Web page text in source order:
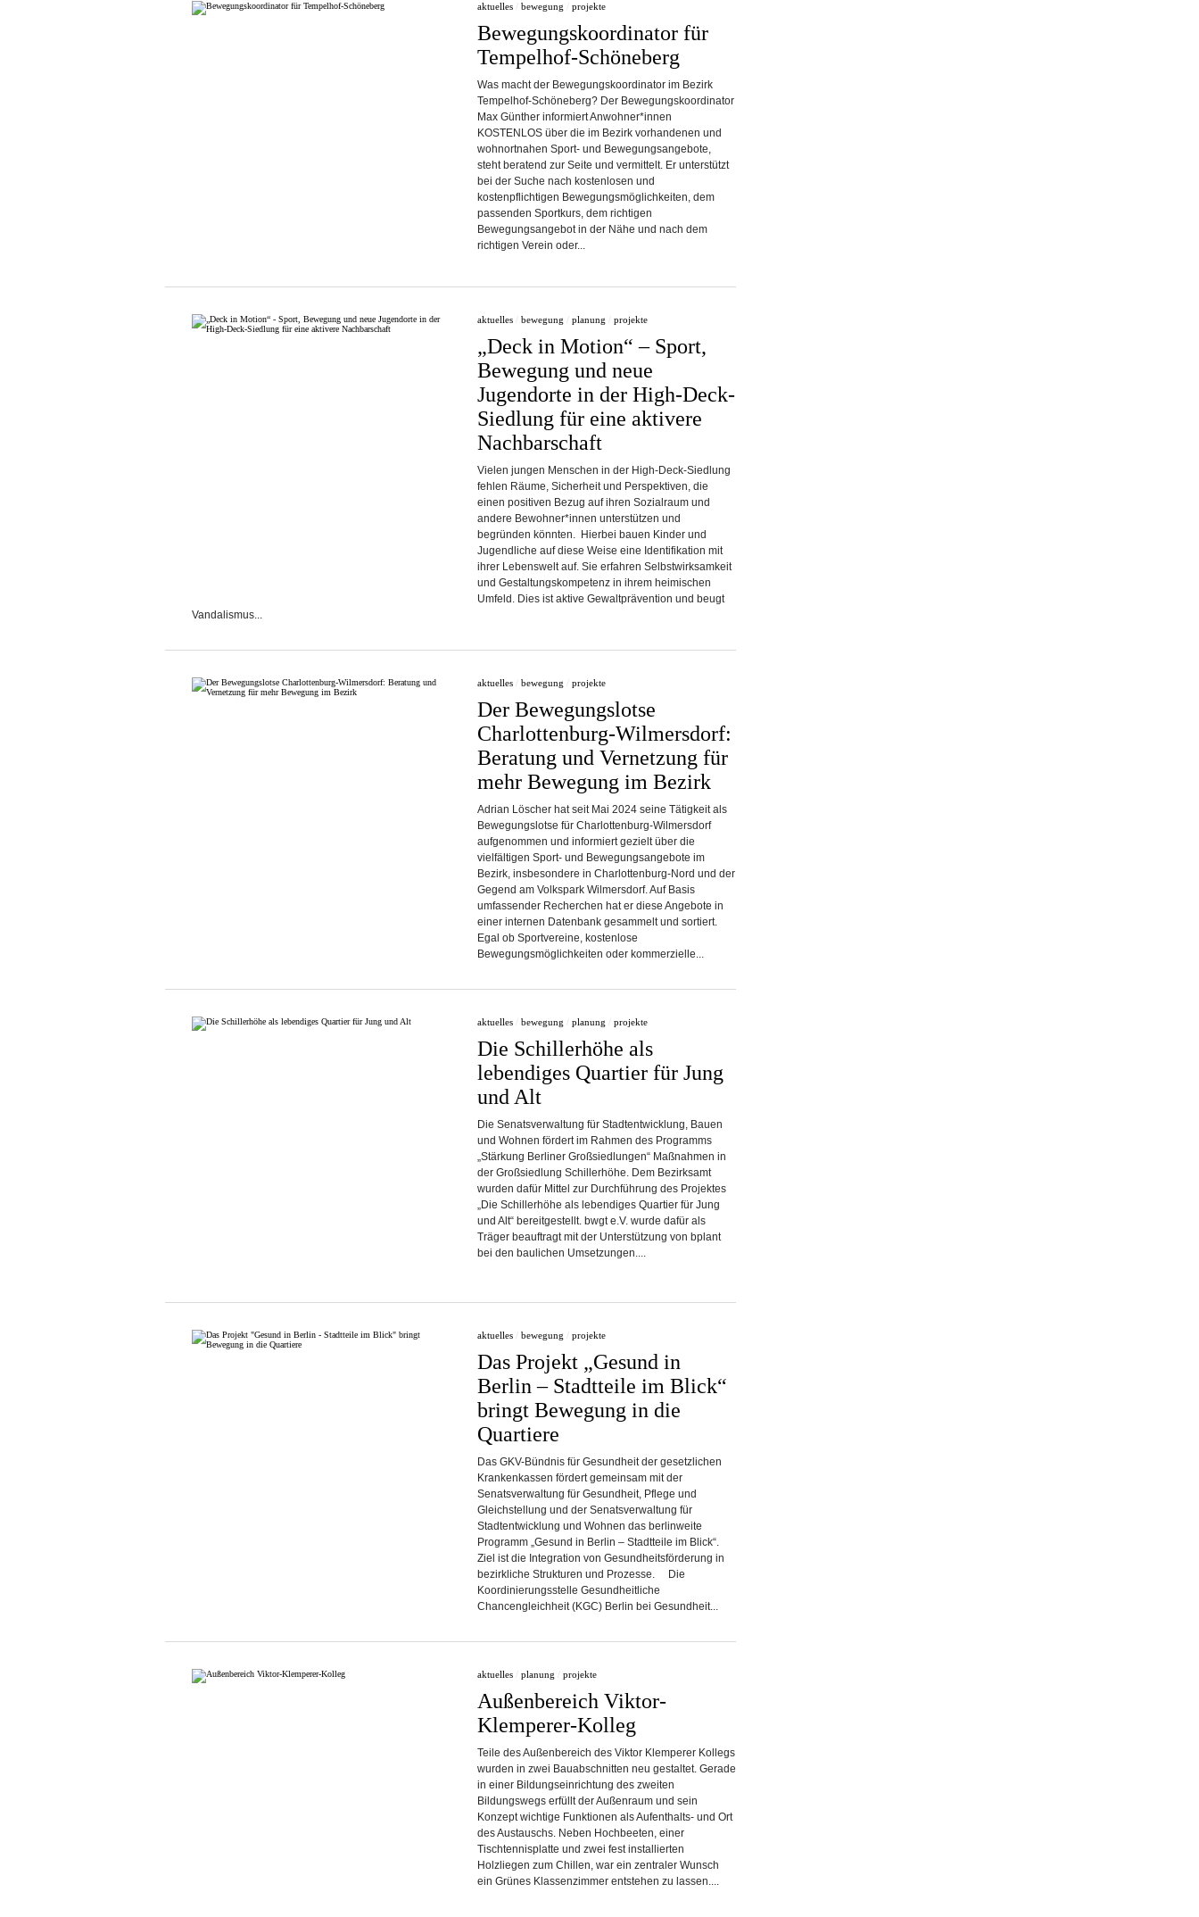
aktuelles/ bewegung projekte
Bewegungskoordinator für
Tempelhof-Schöneberg
Was macht der Bewegungskoordinator im Bezirk
Tempelhof-Schöneberg? Der Bewegungskoordinator
Max Günther informiert Anwohner*innen
KOSTENLOS über die im Bezirk vorhandenen und
wohnortnahen Sport- und Bewegungsangebote,
steht beratend zur Seite und vermittelt. Er unterstützt
bei der Suche nach kostenlosen und
kostenpflichtigen Bewegungsmöglichkeiten, dem
passenden Sportkurs, dem richtigen
Bewegungsangebot in der Nähe und nach dem
richtigen Verein oder...
aktuelles/ bewegung planung projekte
„Deck in Motion“ – Sport,
Bewegung und neue
Jugendorte in der High-Deck-
Siedlung für eine aktivere
Nachbarschaft
Vielen jungen Menschen in der High-Deck-Siedlung
fehlen Räume, Sicherheit und Perspektiven, die
einen positiven Bezug auf ihren Sozialraum und
andere Bewohner*innen unterstützen und
begründen könnten. Hierbei bauen Kinder und
Jugendliche auf diese Weise eine Identifikation mit
ihrer Lebenswelt auf. Sie erfahren Selbstwirksamkeit
und Gestaltungskompetenz in ihrem heimischen
Umfeld. Dies ist aktive Gewaltprävention und beugt
Vandalismus...
aktuelles/ bewegung projekte
Der Bewegungslotse
Charlottenburg-Wilmersdorf:
Beratung und Vernetzung für
mehr Bewegung im Bezirk
Adrian Löscher hat seit Mai 2024 seine Tätigkeit als
Bewegungslotse für Charlottenburg-Wilmersdorf
aufgenommen und informiert gezielt über die
vielfältigen Sport- und Bewegungsangebote im
Bezirk, insbesondere in Charlottenburg-Nord und der
Gegend am Volkspark Wilmersdorf. Auf Basis
umfassender Recherchen hat er diese Angebote in
einer internen Datenbank gesammelt und sortiert.
Egal ob Sportvereine, kostenlose
Bewegungsmöglichkeiten oder kommerzielle...
aktuelles/ bewegung planung projekte
Die Schillerhöhe als
lebendiges Quartier für Jung
und Alt
Die Senatsverwaltung für Stadtentwicklung, Bauen
und Wohnen för­dert im Rahmen des Programms
„Stärkung Berliner Großsiedlungen“ Maßnahmen in
der Großsiedlung Schillerhöhe. Dem Bezirksamt
wurden dafür Mittel zur Durchführung des Projektes
„Die Schillerhöhe als lebendiges Quartier für Jung
und Alt“ bereitgestellt. bwgt e.V. wurde dafür als
Träger beauftragt mit der Unterstützung von bplant
bei den baulichen Umsetzungen....
aktuelles/ bewegung projekte
Das Projekt „Gesund in
Berlin – Stadtteile im Blick“
bringt Bewegung in die
Quartiere
Das GKV-Bündnis für Gesundheit der gesetzlichen
Krankenkassen fördert gemeinsam mit der
Senatsverwaltung für Gesundheit, Pflege und
Gleichstellung und der Senatsverwaltung für
Stadtentwicklung und Wohnen das berlinweite
Programm „Gesund in Berlin – Stadtteile im Blick“.
Ziel ist die Integration von Gesundheitsförderung in
bezirkliche Strukturen und Prozesse. Die
Koordinierungsstelle Gesundheitliche
Chancengleichheit (KGC) Berlin bei Gesundheit...
aktuelles/ planung projekte
Außenbereich Viktor-
Klemperer-Kolleg
Teile des Außenbereich des Viktor Klemperer Kollegs
wurden in zwei Bauabschnitten neu gestaltet. Gerade
in einer Bildungseinrichtung des zweiten
Bildungswegs erfüllt der Außenraum und sein
Konzept wichtige Funktionen als Aufenthalts- und Ort
des Austauschs. Neben Hochbeeten, einer
Tischtennisplatte und zwei fest installierten
Holzliegen zum Chillen, war ein zentraler Wunsch
ein Grünes Klassenzimmer entstehen zu lassen....